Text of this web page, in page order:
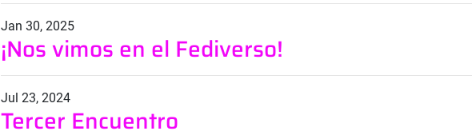
Jan 30, 2025
¡Nos vimos en el Fediverso!
Jul 23, 2024
Tercer Encuentro